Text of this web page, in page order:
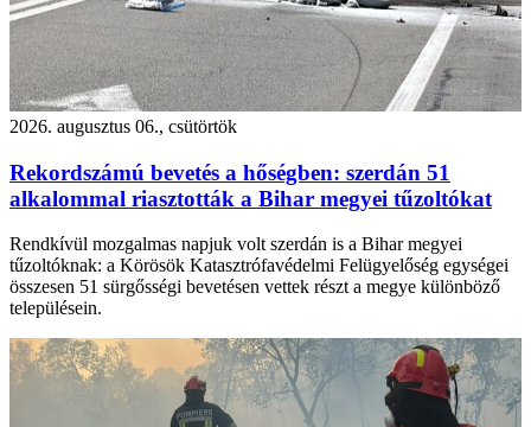
2026. augusztus 06., csütörtök
Rekordszámú bevetés a hőségben: szerdán 51
alkalommal riasztották a Bihar megyei tűzoltókat
Rendkívül mozgalmas napjuk volt szerdán is a Bihar megyei
tűzoltóknak: a Körösök Katasztrófavédelmi Felügyelőség egységei
összesen 51 sürgősségi bevetésen vettek részt a megye különböző
településein.